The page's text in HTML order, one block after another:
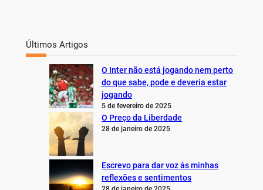
Últimos Artigos
O Inter não está jogando nem perto
do que sabe, pode e deveria estar
jogando
5 de fevereiro de 2025
O Preço da Liberdade
28 de janeiro de 2025
Escrevo para dar voz às minhas
reflexões e sentimentos